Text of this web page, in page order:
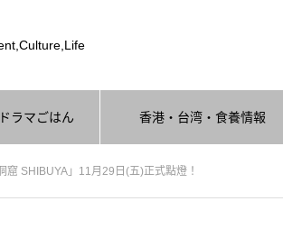
ラマごはん 香港・台湾・食養情報
窟 SHIBUYA」11月29日(五)正式點燈！